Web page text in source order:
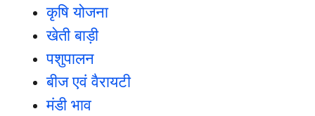
कृषि योजना
खेती बाड़ी
पशुपालन
बीज एवं वैरायटी
मंडी भाव